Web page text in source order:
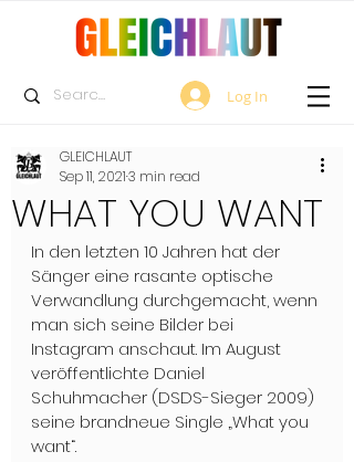
Log In
WHAT YOU WANT
GLEICHLAUT
Sep 11, 20213 min read
In den letzten 10 Jahren hat der
Sänger eine rasante optische
Verwandlung durchgemacht, wenn
man sich seine Bilder bei
Instagram anschaut. Im August
veröffentlichte Daniel
Schuhmacher (DSDS-Sieger 2009)
seine brandneue Single „What you
want“.